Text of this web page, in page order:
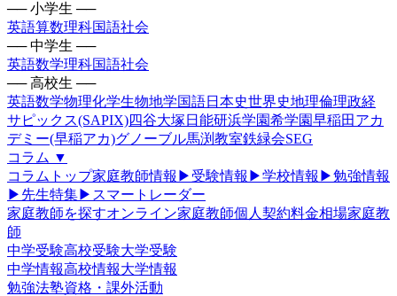
── 小学生 ──
英語算数理科国語社会
── 中学生 ──
英語数学理科国語社会
── 高校生 ──
英語数学物理化学生物地学国語日本史世界史地理倫理政経
サピックス(SAPIX)四谷大塚 日能研浜学園希学園早稲田アカ
デミー(早稲アカ)グノーブル馬渕教室鉄緑会SEG
コラム ▼
コラムトップ家庭教師情報 ▶ 受験情報 ▶学校情報 ▶勉強情報
▶ 先生特集▶ スマートレーダー
家庭教師を探すオンライン家庭教師個人契約料金相場家庭教
師
中学受験高校受験大学受験
中学情報高校情報大学情報
勉強法塾資格・課外活動